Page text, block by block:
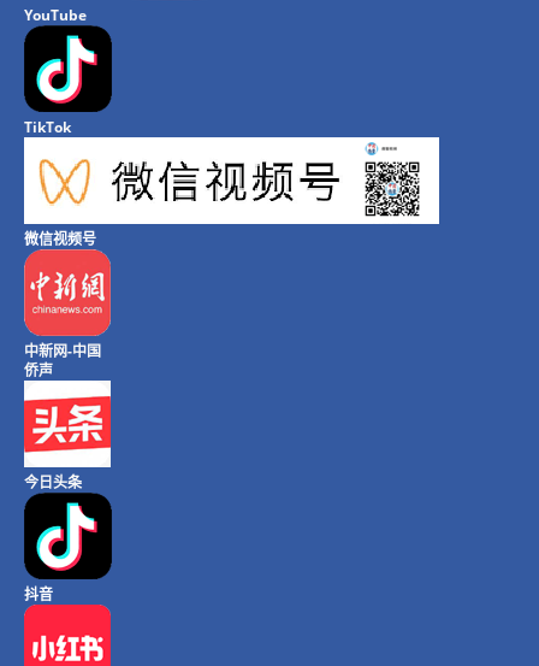
YouTube
TikTok
微信视频号
中新网-中国
侨声
今日头条
抖音